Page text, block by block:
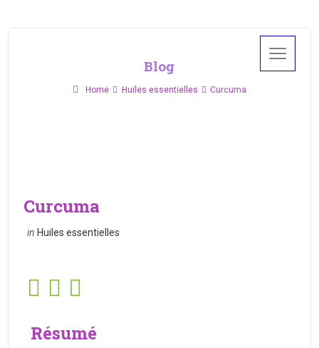
Blog
Home Huiles essentielles Curcuma
Curcuma
in Huiles essentielles
Résumé